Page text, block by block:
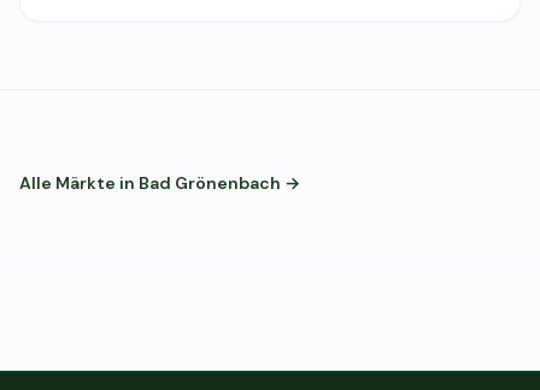
Alle Märkte in Bad Grönenbach →